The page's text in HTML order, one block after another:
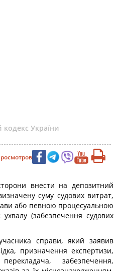
України
внести на депозитний
суму судових витрат,
або певною процесуальною
(забезпечення судових
справи, який заявив
призначення експертизи,
забезпечення,